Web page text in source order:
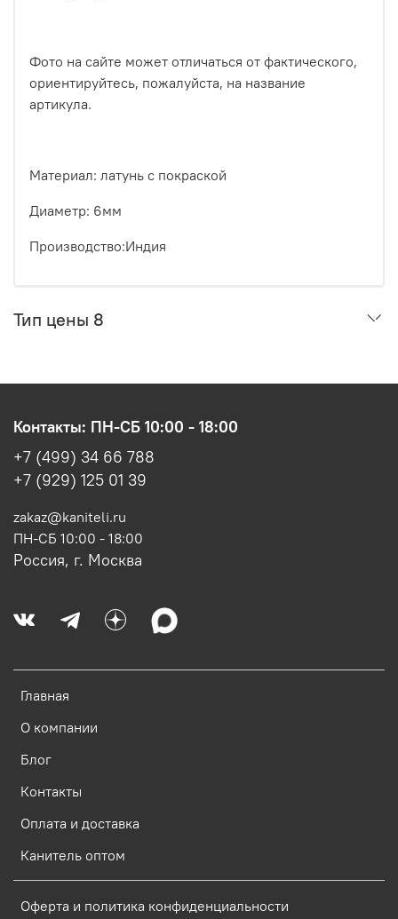
Фото на сайте может отличаться от фактического,
ориентируйтесь, пожалуйста, на название
артикула.
Материал: латунь с покраской
Диаметр: 6мм
Производство:Индия
Тип цены 8
Главная
О компании
Блог
Контакты
Оплата и доставка
Канитель оптом
Оферта и политика конфиденциальности
Контакты: ПН-СБ 10:00 - 18:00
+7 (499) 34 66 788
+7 (929) 125 01 39
zakaz@kaniteli.ru
ПН-СБ 10:00 - 18:00
Россия, г. Москва